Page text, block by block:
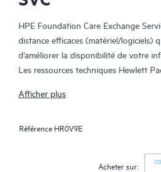
HPE Foundation Care Exchange
distance efficaces (matériel/logiciels)
d’améliorer la disponibilité de votre
Les ressources techniques Hewlett
problèmes matériels et logiciels
Le service d’échange matériel
éligibles. Alternative pratique et
Afficher plus
Référence HR0V9E
Acheter sur: